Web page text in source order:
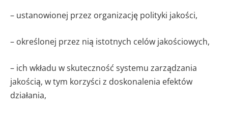
– ustanowionej przez organizację polityki jakości,
– określonej przez nią istotnych celów jakościowych,
– ich wkładu w skuteczność systemu zarządzania
jakością, w tym korzyści z doskonalenia efektów
działania,